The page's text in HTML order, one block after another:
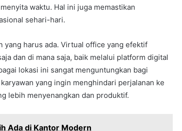
waktu. Hal ini juga memastikan
sehari-hari.
yang harus ada. Virtual office yang efektif
dan di mana saja, baik melalui platform digital
lokasi ini sangat menguntungkan bagi
yang ingin menghindari perjalanan ke
lebih menyenangkan dan produktif.
Ada di Kantor Modern